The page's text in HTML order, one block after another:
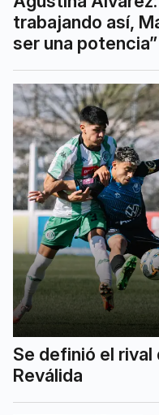
trabajando así,
ser una potencia”
Se definió el rival
Reválida